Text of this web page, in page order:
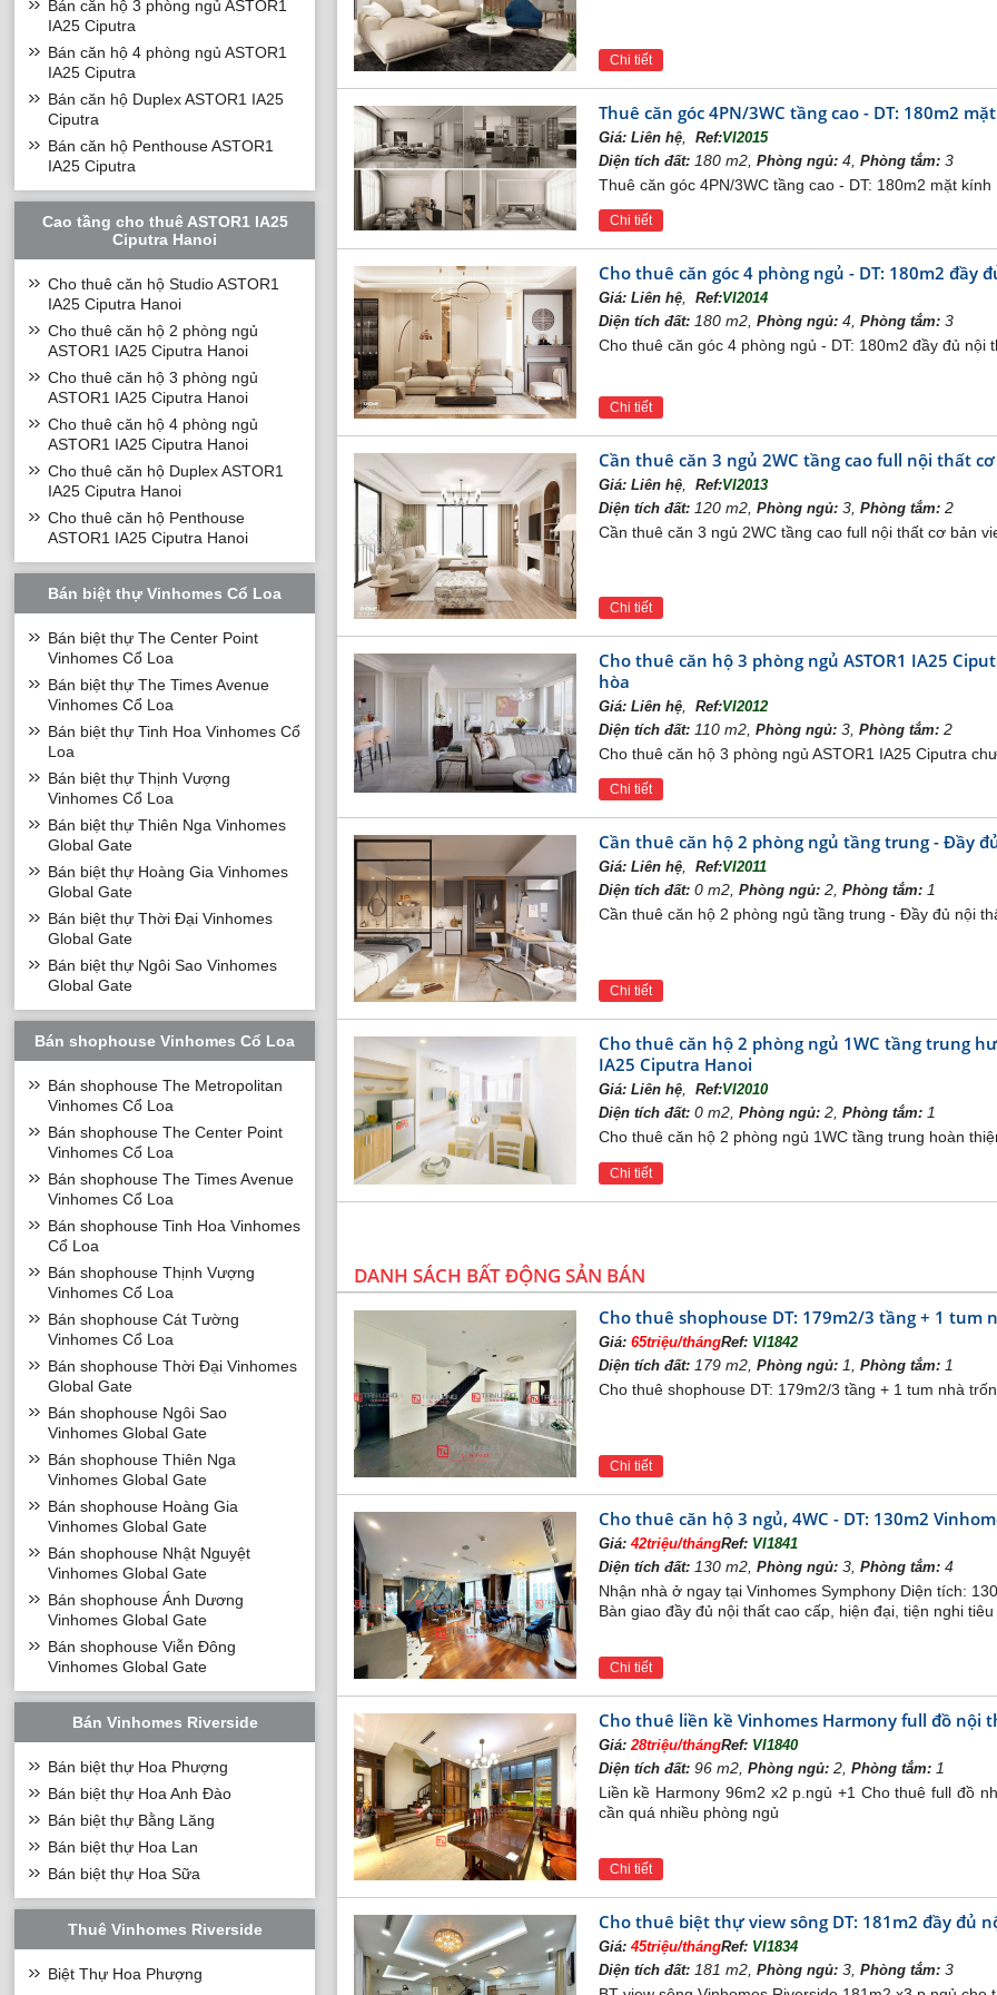
Vincom Center Long Biên
Các khu vui chơi cho trẻ em được bố trí quanhkhu đô thị, đáp ứng nhu cầu
khác là vườn nướng BBQ rộng tới 10.000 m2 ngay cạnh khu biệt thự để cư
Cảnh vườn BBQ
Ấn tượng nhất là sân golf đẳng cấp của khu đô thị. Sân golf được thiết kế
hiện đại theo tiêu chuẩn thế giới, thỏa mãn niềm yêu
Chi tiết
Thuê căn góc 4PN/3WC tầng cao - DT: 180m2
Giá: Liên hệ, Ref:VI2015
Diện tích đất:180 m2, Phòng ngủ:4, Phòng tắm:3
Thuê căn góc 4PN/3WC tầng cao - DT: 180m2 mặt
Chi tiết
Cho thuê căn góc 4 phòng ngủ - DT: 180m2 đầy
Giá: Liên hệ, Ref:VI2014
Diện tích đất:180 m2, Phòng ngủ:4, Phòng tắm:3
Cho thuê căn góc 4 phòng ngủ - DT: 180m2 đầy đủ nội
Chi tiết
Cần thuê căn 3 ngủ 2WC tầng cao full nội thất
Giá: Liên hệ, Ref:VI2013
Diện tích đất:120 m2, Phòng ngủ:3, Phòng tắm:2
Cần thuê căn 3 ngủ 2WC tầng cao full nội thất cơ bản
Chi tiết
Cho thuê căn hộ 3 phòng ngủ ASTOR1 IA25
hòa
Giá: Liên hệ, Ref:VI2012
Diện tích đất:110 m2, Phòng ngủ:3, Phòng tắm:2
Cho thuê căn hộ 3 phòng ngủ ASTOR1 IA25 Ciputra
Chi tiết
Cần thuê căn hộ 2 phòng ngủ tầng trung - Đầy
Giá: Liên hệ, Ref:VI2011
Diện tích đất:0 m2, Phòng ngủ:2, Phòng tắm:1
Cần thuê căn hộ 2 phòng ngủ tầng trung - Đầy đủ nội
Chi tiết
Cho thuê căn hộ 2 phòng ngủ 1WC tầng trung
IA25 Ciputra Hanoi
Giá: Liên hệ, Ref:VI2010
Diện tích đất:0 m2, Phòng ngủ:2, Phòng tắm:1
Cho thuê căn hộ 2 phòng ngủ 1WC tầng trung hoàn
Chi tiết
DANH SÁCH BẤT ĐỘNG SẢN BÁN
Cho thuê shophouse DT: 179m2/3 tầng + 1
Giá: 65triệu/thángRef: VI1842
Diện tích đất:179 m2, Phòng ngủ:1, Phòng tắm:1
Cho thuê shophouse DT: 179m2/3 tầng + 1 tum nhà
Chi tiết
Cho thuê căn hộ 3 ngủ, 4WC - DT: 130m2
Giá: 42triệu/thángRef: VI1841
Diện tích đất:130 m2, Phòng ngủ:3, Phòng tắm:4
Nhận nhà ở ngay tại Vinhomes Symphony Diện tích:
Bàn giao đầy đủ nội thất cao cấp, hiện đại, tiện nghi
Chi tiết
Cho thuê liền kề Vinhomes Harmony full đồ nội
Giá:28triệu/thángRef: VI1840
Diện tích đất:96 m2, Phòng ngủ:2, Phòng tắm:1
Liền kề Harmony 96m2 x2 p.ngủ +1 Cho thuê full đồ
cần quá nhiều phòng ngủ
Chi tiết
Cho thuê biệt thự view sông DT: 181m2 đầy đủ
Giá: 45triệu/thángRef: VI1834
Diện tích đất:181 m2, Phòng ngủ:3, Phòng tắm:3
Bán căn hộ 3 phòng ngủ ASTOR1
IA25 Ciputra
Bán căn hộ 4 phòng ngủ ASTOR1
IA25 Ciputra
Bán căn hộ Duplex ASTOR1 IA25
Ciputra
Bán căn hộ Penthouse ASTOR1
IA25 Ciputra
Cao tầng cho thuê ASTOR1 IA25
Ciputra Hanoi
Cho thuê căn hộ Studio ASTOR1
IA25 Ciputra Hanoi
Cho thuê căn hộ 2 phòng ngủ
ASTOR1 IA25 Ciputra Hanoi
Cho thuê căn hộ 3 phòng ngủ
ASTOR1 IA25 Ciputra Hanoi
Cho thuê căn hộ 4 phòng ngủ
ASTOR1 IA25 Ciputra Hanoi
Cho thuê căn hộ Duplex ASTOR1
IA25 Ciputra Hanoi
Cho thuê căn hộ Penthouse
ASTOR1 IA25 Ciputra Hanoi
Bán biệt thự Vinhomes Cổ Loa
Bán biệt thự The Center Point
Vinhomes Cổ Loa
Bán biệt thự The Times Avenue
Vinhomes Cổ Loa
Bán biệt thự Tinh Hoa Vinhomes Cổ
Loa
Bán biệt thự Thịnh Vượng
Vinhomes Cổ Loa
Bán biệt thự Thiên Nga Vinhomes
Global Gate
Bán biệt thự Hoàng Gia Vinhomes
Global Gate
Bán biệt thự Thời Đại Vinhomes
Global Gate
Bán biệt thự Ngôi Sao Vinhomes
Global Gate
Bán shophouse Vinhomes Cổ Loa
Bán shophouse The Metropolitan
Vinhomes Cổ Loa
Bán shophouse The Center Point
Vinhomes Cổ Loa
Bán shophouse The Times Avenue
Vinhomes Cổ Loa
Bán shophouse Tinh Hoa Vinhomes
Cổ Loa
Bán shophouse Thịnh Vượng
Vinhomes Cổ Loa
Bán shophouse Cát Tường
Vinhomes Cổ Loa
Bán shophouse Thời Đại Vinhomes
Global Gate
Bán shophouse Ngôi Sao
Vinhomes Global Gate
Bán shophouse Thiên Nga
Vinhomes Global Gate
Bán shophouse Hoàng Gia
Vinhomes Global Gate
Bán shophouse Nhật Nguyệt
Vinhomes Global Gate
Bán shophouse Ánh Dương
Vinhomes Global Gate
Bán shophouse Viễn Đông
Vinhomes Global Gate
Bán Vinhomes Riverside
Bán biệt thự Hoa Phượng
Bán biệt thự Hoa Anh Đào
Bán biệt thự Bằng Lăng
Bán biệt thự Hoa Lan
Bán biệt thự Hoa Sữa
Thuê Vinhomes Riverside
Biệt Thự Hoa Phượng